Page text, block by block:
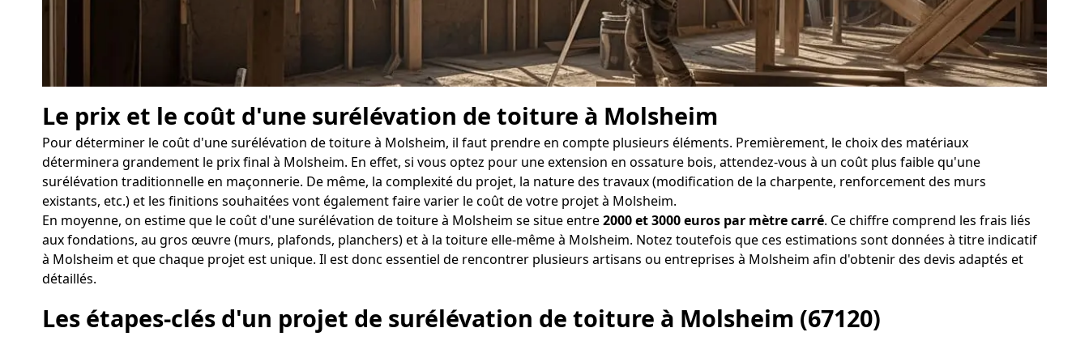
Le prix et le coût d'une surélévation de toiture à Molsheim
Pour déterminer le coût d'une surélévation de toiture à Molsheim, il faut prendre en compte plusieurs éléments. Premièrement, le choix des matériaux
déterminera grandement le prix final à Molsheim. En effet, si vous optez pour une extension en ossature bois, attendez-vous à un coût plus faible qu'une
surélévation traditionnelle en maçonnerie. De même, la complexité du projet, la nature des travaux (modification de la charpente, renforcement des murs
existants, etc.) et les finitions souhaitées vont également faire varier le coût de votre projet à Molsheim.
En moyenne, on estime que le coût d'une surélévation de toiture à Molsheim se situe entre2000 et 3000 euros par mètre carré. Ce chiffre comprend les frais liés
aux fondations, au gros œuvre (murs, plafonds, planchers) et à la toiture elle-même à Molsheim. Notez toutefois que ces estimations sont données à titre indicatif
à Molsheim et que chaque projet est unique. Il est donc essentiel de rencontrer plusieurs artisans ou entreprises à Molsheim afin d'obtenir des devis adaptés et
détaillés.
Les étapes-clés d'un projet de surélévation de toiture à Molsheim (67120)